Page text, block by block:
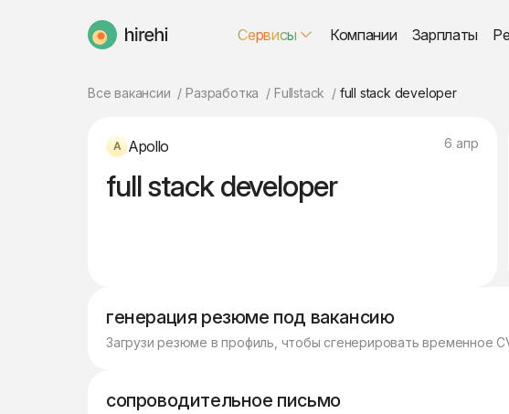
HireHi Сервисы Компании Зарплаты
Все вакансии Разработка Fullstack full stack developer
Apollo 6 апр
full stack developer
генерация резюме под вакансию
Загрузи резюме в профиль, чтобы сгенерировать временное
сопроводительное письмо